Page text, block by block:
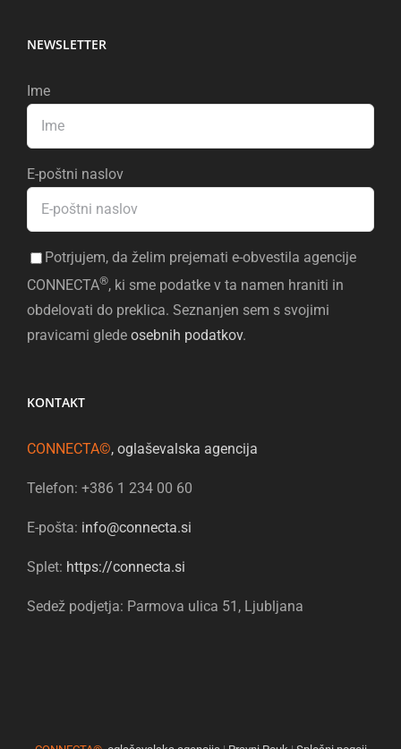
NEWSLETTER
Ime
E-poštni naslov
Potrjujem, da želim prejemati e-obvestila agencije
CONNECTA®, ki sme podatke v ta namen hraniti in
obdelovati do preklica. Seznanjen sem s svojimi
pravicami glede osebnih podatkov.
KONTAKT
CONNECTA©, oglaševalska agencija
Telefon: +386 1 234 00 60
E-pošta: info@connecta.si
Splet: https://connecta.si
Sedež podjetja: Parmova ulica 51, Ljubljana